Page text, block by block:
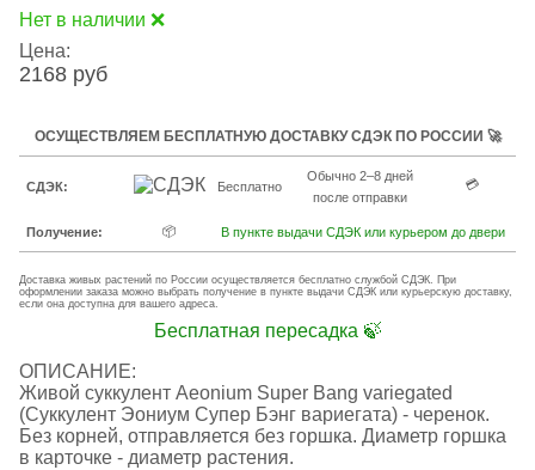
Нет в наличии ❌
Цена:
2168 руб
ОСУЩЕСТВЛЯЕМ БЕСПЛАТНУЮ ДОСТАВКУ СДЭК ПО РОССИИ 🚀
СДЭК: Бесплатно
Обычно 2–8 дней
после отправки
💳
Получение: 📦 В пункте выдачи СДЭК или курьером до двери
Доставка живых растений по России осуществляется бесплатно службой СДЭК. При
оформлении заказа можно выбрать получение в пункте выдачи СДЭК или курьерскую доставку,
если она доступна для вашего адреса.
Бесплатная пересадка 🍃
ОПИСАНИЕ:
Живой суккулент Aeonium Super Bang variegated
(Суккулент Эониум Супер Бэнг вариегата) - черенок.
Без корней, отправляется без горшка. Диаметр горшка
в карточке - диаметр растения.